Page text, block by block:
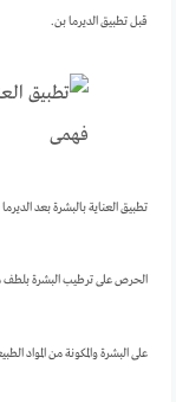
قبل تطبيق الديرما بن.
تطبيق العناية بالبشرة بعد
الحرص على ترطيب البشرة بلطف
على البشرة والمكونة من المواد